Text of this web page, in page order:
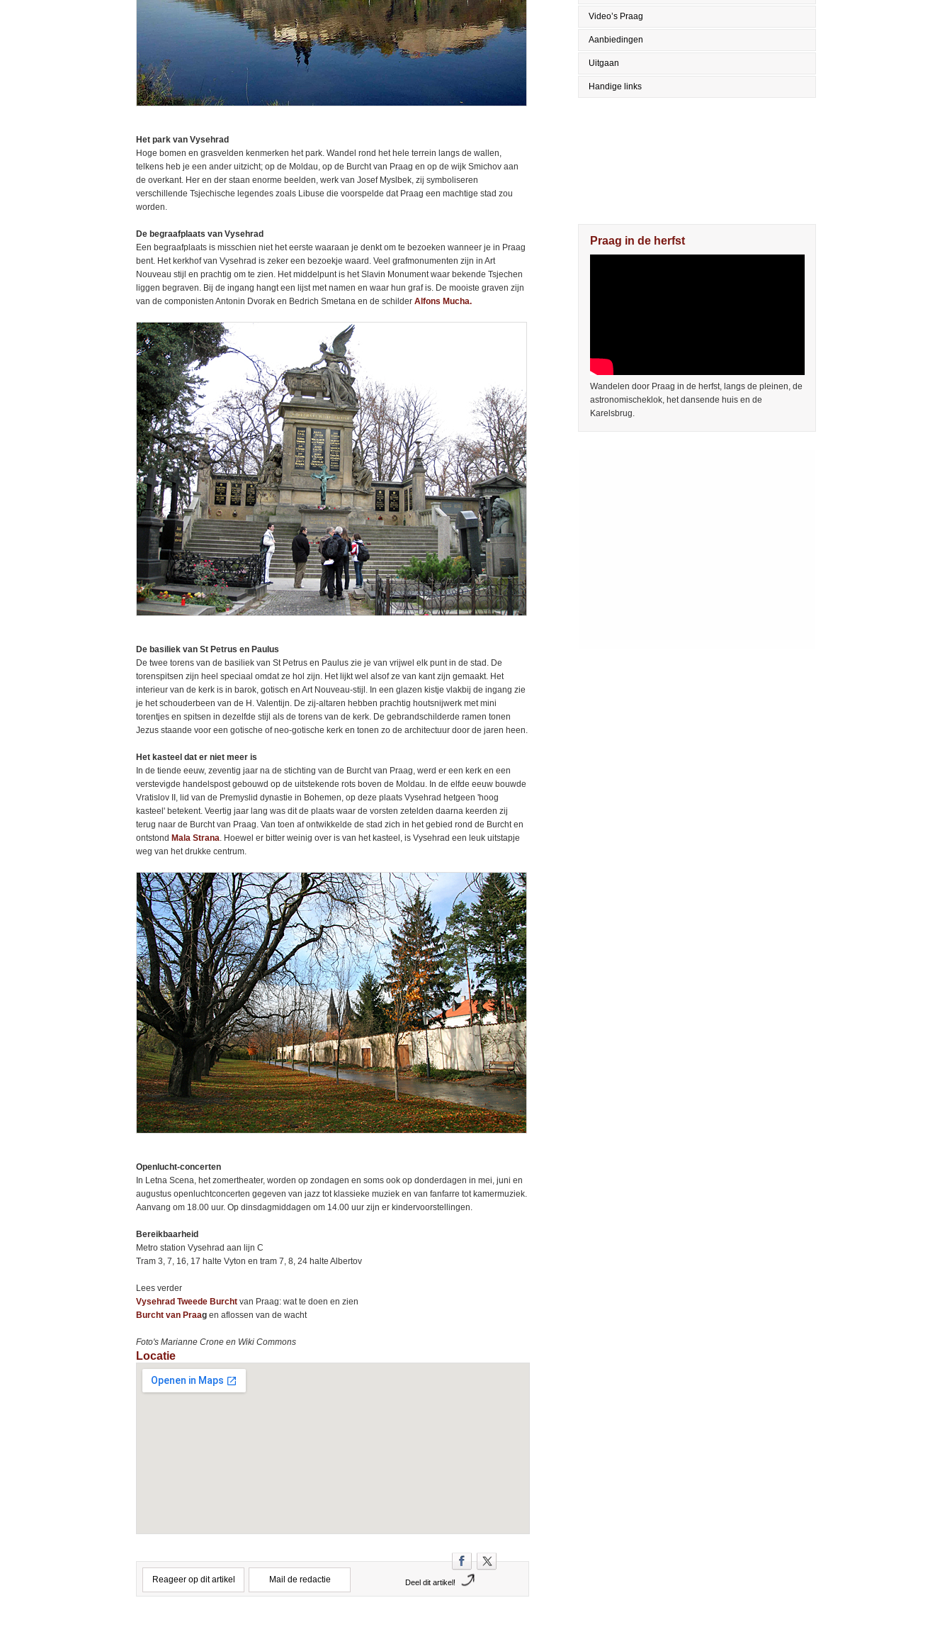
Het park van Vysehrad
Hoge bomen en grasvelden kenmerken het park. Wandel rond het hele terrein langs de wallen,
telkens heb je een ander uitzicht; op de Moldau, op de Burcht van Praag en op de wijk Smichov aan
de overkant. Her en der staan enorme beelden, werk van Josef Myslbek, zij symboliseren
verschillende Tsjechische legendes zoals Libuse die voorspelde dat Praag een machtige stad zou
worden.
De begraafplaats van Vysehrad
Een begraafplaats is misschien niet het eerste waaraan je denkt om te bezoeken wanneer je in Praag
bent. Het kerkhof van Vysehrad is zeker een bezoekje waard. Veel grafmonumenten zijn in Art
Nouveau stijl en prachtig om te zien. Het middelpunt is het Slavin Monument waar bekende Tsjechen
liggen begraven. Bij de ingang hangt een lijst met namen en waar hun graf is. De mooiste graven zijn
van de componisten Antonin Dvorak en Bedrich Smetana en de schilder Alfons Mucha.
De basiliek van St Petrus en Paulus
De twee torens van de basiliek van St Petrus en Paulus zie je van vrijwel elk punt in de stad. De
torenspitsen zijn heel speciaal omdat ze hol zijn. Het lijkt wel alsof ze van kant zijn gemaakt. Het
interieur van de kerk is in barok, gotisch en Art Nouveau-stijl. In een glazen kistje vlakbij de ingang zie
je het schouderbeen van de H. Valentijn. De zij-altaren hebben prachtig houtsnijwerk met mini
torentjes en spitsen in dezelfde stijl als de torens van de kerk. De gebrandschilderde ramen tonen
Jezus staande voor een gotische of neo-gotische kerk en tonen zo de architectuur door de jaren heen.
Het kasteel dat er niet meer is
In de tiende eeuw, zeventig jaar na de stichting van de Burcht van Praag, werd er een kerk en een
verstevigde handelspost gebouwd op de uitstekende rots boven de Moldau. In de elfde eeuw bouwde
Vratislov II, lid van de Premyslid dynastie in Bohemen, op deze plaats Vysehrad hetgeen 'hoog
kasteel' betekent. Veertig jaar lang was dit de plaats waar de vorsten zetelden daarna keerden zij
terug naar de Burcht van Praag. Van toen af ontwikkelde de stad zich in het gebied rond de Burcht en
ontstond Mala Strana. Hoewel er bitter weinig over is van het kasteel, is Vysehrad een leuk uitstapje
weg van het drukke centrum.
Openlucht-concerten
In Letna Scena, het zomertheater, worden op zondagen en soms ook op donderdagen in mei, juni en
augustus openluchtconcerten gegeven van jazz tot klassieke muziek en van fanfarre tot kamermuziek.
Aanvang om 18.00 uur. Op dinsdagmiddagen om 14.00 uur zijn er kindervoorstellingen.
Bereikbaarheid
Metro station Vysehrad aan lijn C
Tram 3, 7, 16, 17 halte Vyton en tram 7, 8, 24 halte Albertov
Lees verder
Vysehrad Tweede Burcht van Praag: wat te doen en zien
Burcht van Praag en aflossen van de wacht
Foto's Marianne Crone en Wiki Commons
Locatie
Reageer op dit artikel Mail de redactie Deel dit artikel!
Video’s Praag
Aanbiedingen
Uitgaan
Handige links
Praag in de herfst
Wandelen door Praag in de herfst, langs de pleinen, de
astronomischeklok, het dansende huis en de
Karelsbrug.